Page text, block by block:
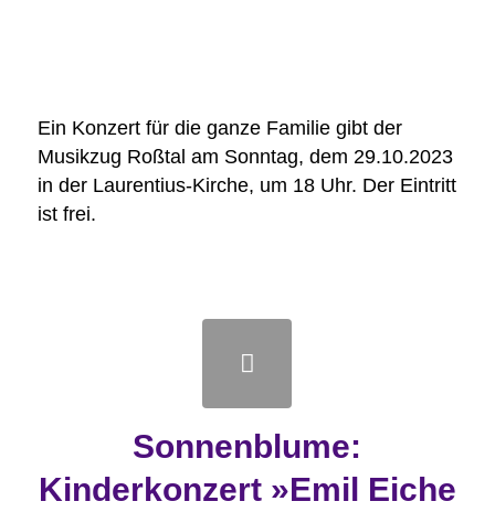
Ein Konzert für die ganze Familie gibt der
Musikzug Roßtal am Sonntag, dem 29.10.2023
in der Laurentius-Kirche, um 18 Uhr. Der Eintritt
ist frei.
Sonnenblume:
Kinderkonzert »Emil Eiche